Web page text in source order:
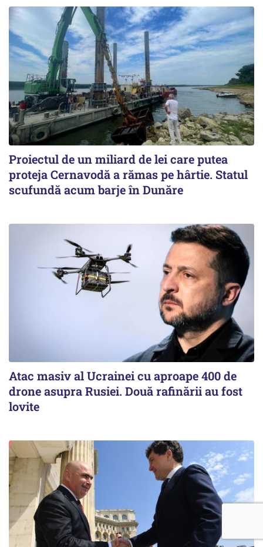
Proiectul de un miliard de lei care putea
proteja Cernavodă a rămas pe hârtie. Statul
scufundă acum barje în Dunăre
Atac masiv al Ucrainei cu aproape 400 de
drone asupra Rusiei. Două rafinării au fost
lovite